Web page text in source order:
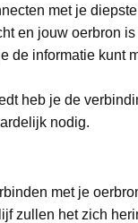
met je
en jouw oerbron
de informatie kunt
heb je de
nodig.
met je
zullen het zich